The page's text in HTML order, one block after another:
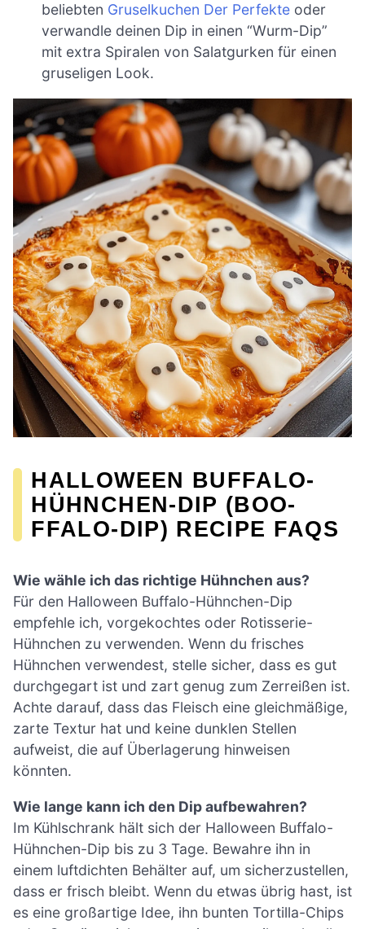
beliebten Gruselkuchen Der Perfekte oder
verwandle deinen Dip in einen “Wurm-Dip”
mit extra Spiralen von Salatgurken für einen
gruseligen Look.
HALLOWEEN BUFFALO-
HÜHNCHEN-DIP (BOO-
FFALO-DIP) RECIPE FAQS
Wie wähle ich das richtige Hühnchen aus?
Für den Halloween Buffalo-Hühnchen-Dip
empfehle ich, vorgekochtes oder Rotisserie-
Hühnchen zu verwenden. Wenn du frisches
Hühnchen verwendest, stelle sicher, dass es gut
durchgegart ist und zart genug zum Zerreißen ist.
Achte darauf, dass das Fleisch eine gleichmäßige,
zarte Textur hat und keine dunklen Stellen
aufweist, die auf Überlagerung hinweisen
könnten.
Wie lange kann ich den Dip aufbewahren?
Im Kühlschrank hält sich der Halloween Buffalo-
Hühnchen-Dip bis zu 3 Tage. Bewahre ihn in
einem luftdichten Behälter auf, um sicherzustellen,
dass er frisch bleibt. Wenn du etwas übrig hast, ist
es eine großartige Idee, ihn bunten Tortilla-Chips